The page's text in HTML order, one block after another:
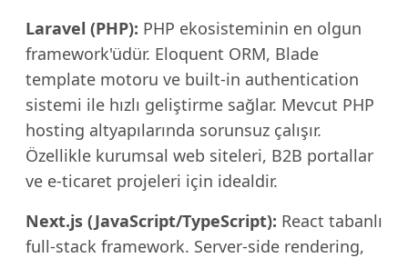
Laravel (PHP): PHP ekosisteminin en olgun
framework'üdür. Eloquent ORM, Blade
template motoru ve built-in authentication
sistemi ile hızlı geliştirme sağlar. Mevcut PHP
hosting altyapılarında sorunsuz çalışır.
Özellikle kurumsal web siteleri, B2B portallar
ve e-ticaret projeleri için idealdir.
Next.js (JavaScript/TypeScript): React tabanlı
full-stack framework. Server-side rendering,